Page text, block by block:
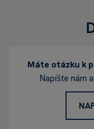
Máte otázku k
Napíšte nám